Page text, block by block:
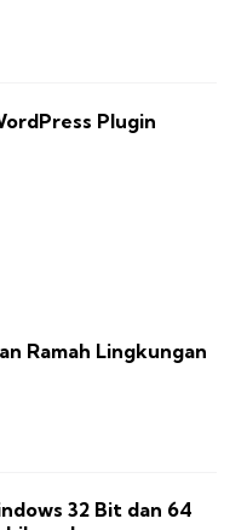
Plugin
Ramah Lingkungan
32 Bit dan 64